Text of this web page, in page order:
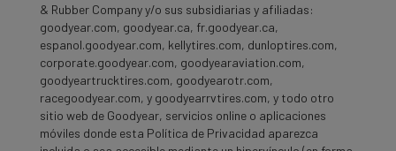
& Rubber Company y/o sus subsidiarias y afiliadas:
goodyear.com, goodyear.ca, fr.goodyear.ca,
espanol.goodyear.com, kellytires.com, dunloptires.com,
corporate.goodyear.com, goodyearaviation.com,
goodyeartrucktires.com, goodyearotr.com,
racegoodyear.com, y goodyearrvtires.com, y todo otro
sitio web de Goodyear, servicios online o aplicaciones
móviles donde esta Política de Privacidad aparezca